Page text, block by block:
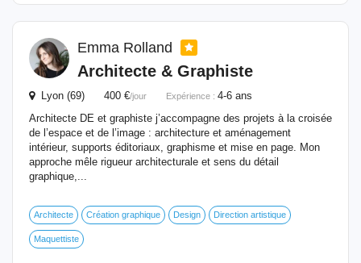
Emma Rolland
Architecte & Graphiste
Lyon (69) 400 €/jour Expérience : 4-6 ans
Architecte DE et graphiste j’accompagne des projets à la croisée
de l’espace et de l’image : architecture et aménagement
intérieur, supports éditoriaux, graphisme et mise en page. Mon
approche mêle rigueur architecturale et sens du détail
graphique,...
Architecte Création graphique Design Direction artistique
Maquettiste